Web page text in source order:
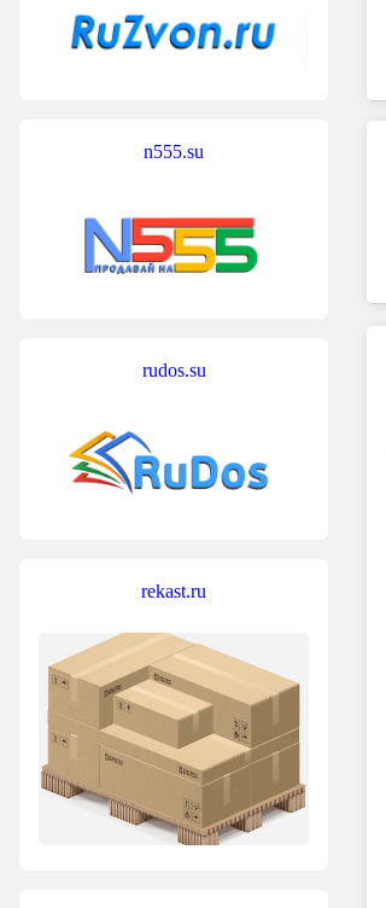
n555.su
rudos.su
rekast.ru